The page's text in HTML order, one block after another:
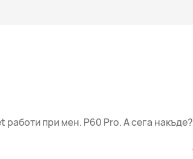
при мен. P60 Pro. А сега накъде?